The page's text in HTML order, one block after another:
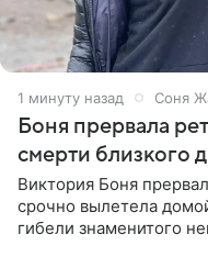
1 минуту назад Соня
Боня прервала
смерти близкого
Виктория Боня
срочно вылетела
гибели знаменитого